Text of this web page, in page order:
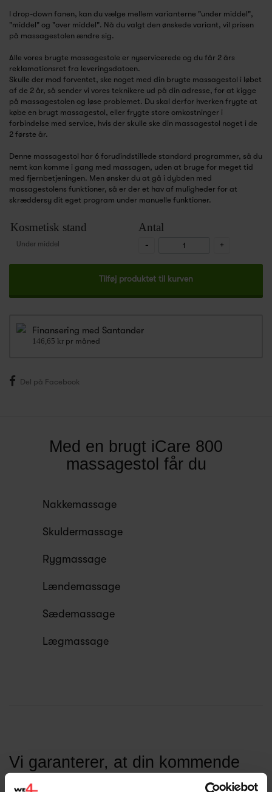
I drop-down fanen, kan du vælge mellem varianterne "under middel",
"middel" og "over middel". Nå du valgt den ønskede variant, vil prisen
på massagestolen ændre sig.
Alle vores brugte massagestole er nyservicerede og du får 2 års
reklamationsret fra leveringsdatoen.
Skulle der mod forventet, ske noget med din brugte massagestol i løbet
af de 2 år, så sender vi vores teknikere ud på din adresse, for at kigge
på massagestolen og løse problemet. Du skal derfor hverken frygte at
købe en brugt massagestol, eller frygte store omkostninger i
forbindelse med service, hvis der skulle ske din massagestol noget i de
2 første år.
Denne massagestol har 6 forudindstillede standard programmer, så du
nemt kan komme i gang med massagen, uden at bruge for meget tid
med fjernbetjeningen. Men ønsker du at gå i dybden med
massagestolens funktioner, så er der et hav af muligheder for at
skræddersy dit eget program under manuelle funktioner.
Kosmetisk stand
Under middel
Antal
- +
Tilføj produktet til kurven
Finansering med Santander
146,65 kr pr måned
Del på Facebook
Med en brugt iCare 800
massagestol får du
Nakkemassage
Skuldermassage
Rygmassage
Lændemassage
Sædemassage
Lægmassage
Vi garanterer, at din kommende
massagestol ikke vil koste dig